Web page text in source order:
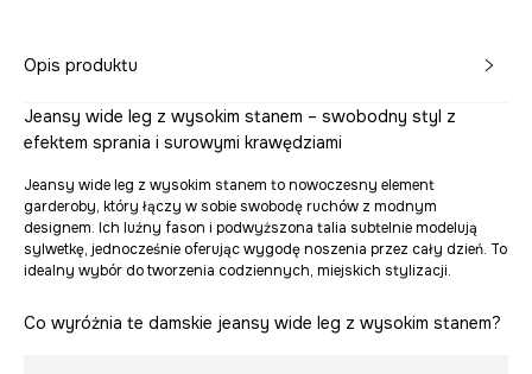
Opis produktu
Jeansy wide leg z wysokim stanem – swobodny styl z
efektem sprania i surowymi krawędziami
Jeansy wide leg z wysokim stanem to nowoczesny element
garderoby, który łączy w sobie swobodę ruchów z modnym
designem. Ich luźny fason i podwyższona talia subtelnie modelują
sylwetkę, jednocześnie oferując wygodę noszenia przez cały dzień. To
idealny wybór do tworzenia codziennych, miejskich stylizacji.
Co wyróżnia te damskie jeansy wide leg z wysokim stanem?